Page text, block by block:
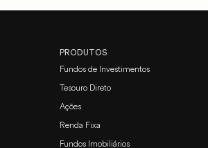
PRODUTOS
Fundos de Investimentos
Tesouro Direto
Ações
Renda Fixa
Fundos Imobiliários